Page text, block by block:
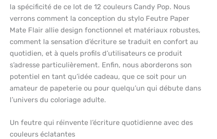
la spécificité de ce lot de 12 couleurs Candy Pop. Nous
verrons comment la conception du stylo Feutre Paper
Mate Flair allie design fonctionnel et matériaux robustes,
comment la sensation d’écriture se traduit en confort au
quotidien, et à quels profils d’utilisateurs ce produit
s’adresse particulièrement. Enfin, nous aborderons son
potentiel en tant qu’idée cadeau, que ce soit pour un
amateur de papeterie ou pour quelqu’un qui débute dans
l’univers du coloriage adulte.
Un feutre qui réinvente l’écriture quotidienne avec des
couleurs éclatantes